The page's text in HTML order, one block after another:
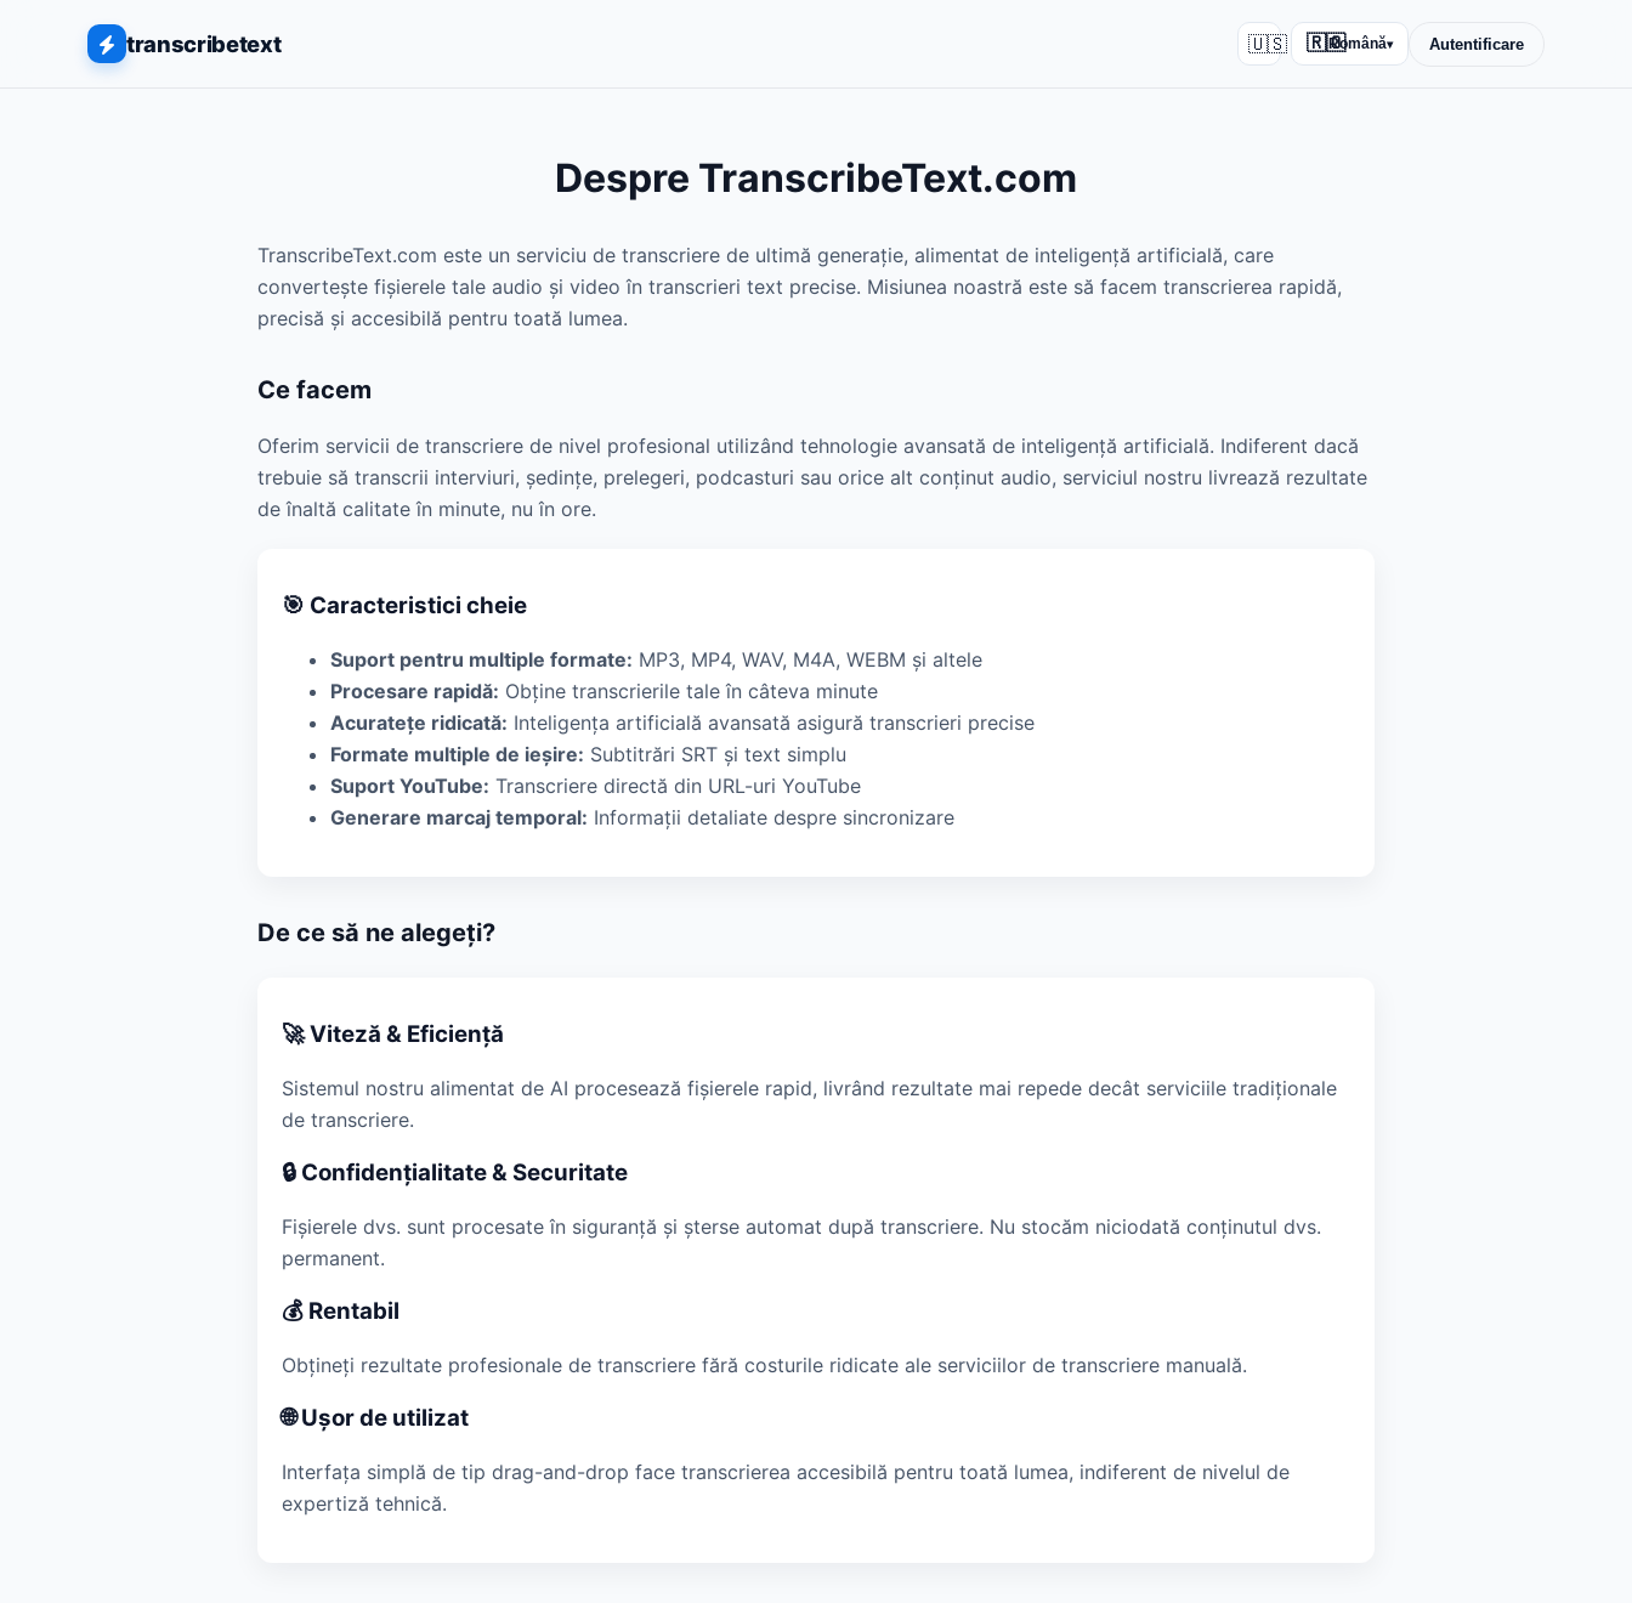
transcribetext 🇺🇸 🇷🇴Română▾ Autentificare
Despre TranscribeText.com
TranscribeText.com este un serviciu de transcriere de ultimă generație, alimentat de inteligență artificială, care
convertește fișierele tale audio și video în transcrieri text precise. Misiunea noastră este să facem transcrierea rapidă,
precisă și accesibilă pentru toată lumea.
Ce facem
Oferim servicii de transcriere de nivel profesional utilizând tehnologie avansată de inteligență artificială. Indiferent dacă
trebuie să transcrii interviuri, ședințe, prelegeri, podcasturi sau orice alt conținut audio, serviciul nostru livrează rezultate
de înaltă calitate în minute, nu în ore.
🎯 Caracteristici cheie
Suport pentru multiple formate: MP3, MP4, WAV, M4A, WEBM și altele
Procesare rapidă: Obține transcrierile tale în câteva minute
Acuratețe ridicată: Inteligența artificială avansată asigură transcrieri precise
Formate multiple de ieșire: Subtitrări SRT și text simplu
Suport YouTube: Transcriere directă din URL-uri YouTube
Generare marcaj temporal: Informații detaliate despre sincronizare
De ce să ne alegeți?
🚀 Viteză & Eficiență
Sistemul nostru alimentat de AI procesează fișierele rapid, livrând rezultate mai repede decât serviciile tradiționale
de transcriere.
🔒 Confidențialitate & Securitate
Fișierele dvs. sunt procesate în siguranță și șterse automat după transcriere. Nu stocăm niciodată conținutul dvs.
permanent.
💰 Rentabil
Obțineți rezultate profesionale de transcriere fără costurile ridicate ale serviciilor de transcriere manuală.
🌐 Ușor de utilizat
Interfața simplă de tip drag-and-drop face transcrierea accesibilă pentru toată lumea, indiferent de nivelul de
expertiză tehnică.